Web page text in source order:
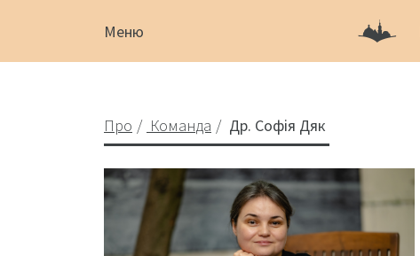
Меню
Про Команда Др. Софія Дяк